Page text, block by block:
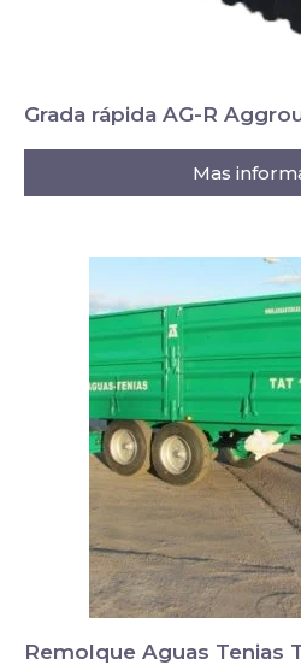
Grada rápida AG-R
Mas
Remolque Aguas Tenias